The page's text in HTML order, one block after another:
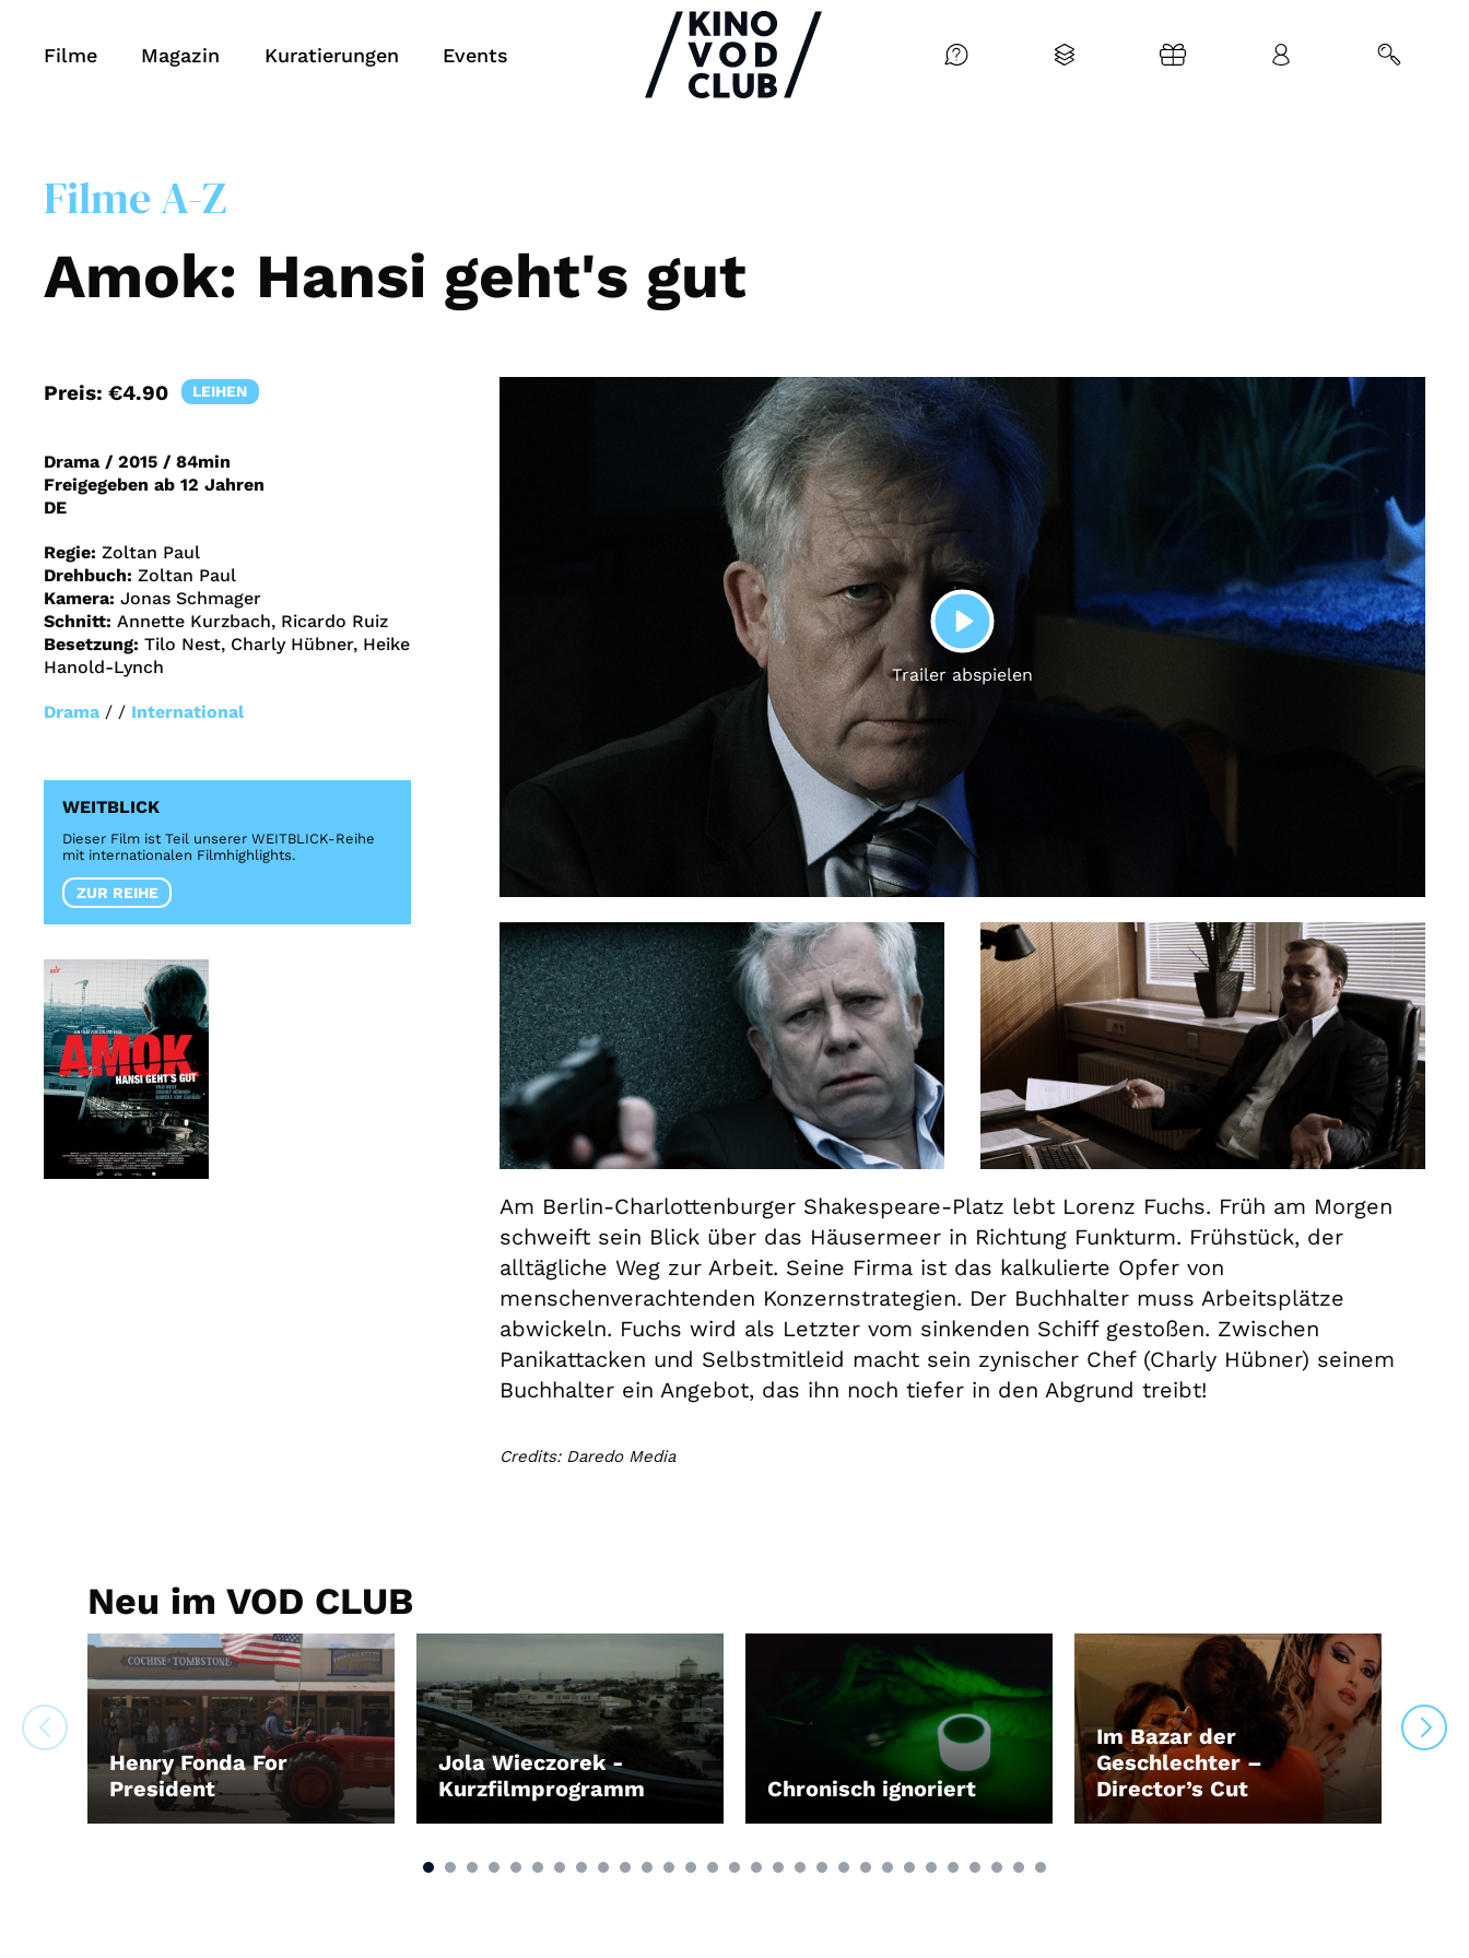
Kuratierungen
Events
Filmpakete
Gutscheine
& Filmpässe
Account
Filme Magazin Kuratierungen Events
Filme A-Z
Amok: Hansi geht's gut
Preis: €4.90 LEIHEN
PLAY
Trailer abspielen
Drama / 2015 / 84min
Freigegeben ab 12 Jahren
DE
Regie: Zoltan Paul
Drehbuch: Zoltan Paul
Kamera: Jonas Schmager
Schnitt: Annette Kurzbach, Ricardo Ruiz
Besetzung: Tilo Nest, Charly Hübner, Heike
Hanold-Lynch
Drama / / International
WEITBLICK
Dieser Film ist Teil unserer WEITBLICK-Reihe
mit internationalen Filmhighlights.
ZUR REIHE
Am Berlin-Charlottenburger Shakespeare-Platz lebt Lorenz Fuchs. Früh am Morgen
schweift sein Blick über das Häusermeer in Richtung Funkturm. Frühstück, der
alltägliche Weg zur Arbeit. Seine Firma ist das kalkulierte Opfer von
menschenverachtenden Konzernstrategien. Der Buchhalter muss Arbeitsplätze
abwickeln. Fuchs wird als Letzter vom sinkenden Schiff gestoßen. Zwischen
Panikattacken und Selbstmitleid macht sein zynischer Chef (Charly Hübner) seinem
Buchhalter ein Angebot, das ihn noch tiefer in den Abgrund treibt!
Credits: Daredo Media
Neu im VOD CLUB
Henry Fonda For
President
LEIHEN
Jola Wieczorek -
Kurzfilmprogramm
LEIHEN Chronisch ignoriert
LEIHEN
Im Bazar der
Geschlechter –
Director’s Cut
LEIHEN